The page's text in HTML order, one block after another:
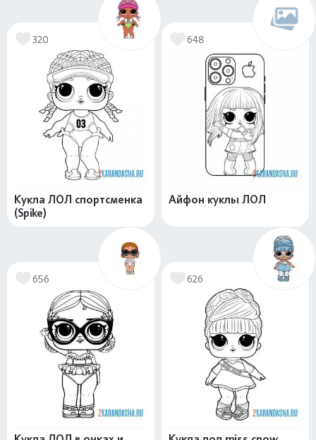
320
Кукла ЛОЛ спортсменка
(Spike)
648
Айфон куклы ЛОЛ
656 626